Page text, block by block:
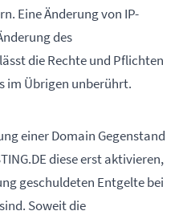
Eine Änderung von IP-
des
die Rechte und Pflichten
im Übrigen unberührt.
einer Domain Gegenstand
diese erst aktivieren,
geschuldeten Entgelte bei
Soweit die